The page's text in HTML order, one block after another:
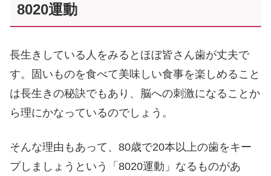
8020運動
長生きしている人をみるとほぼ皆さん歯が丈夫で
す。固いものを食べて美味しい食事を楽しめること
は長生きの秘訣でもあり、脳への刺激になることか
ら理にかなっているのでしょう。
そんな理由もあって、80歳で20本以上の歯をキー
プしましょうという「8020運動」なるものがあ